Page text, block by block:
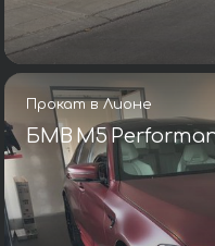
Прокат в Лионе
БМВ M5